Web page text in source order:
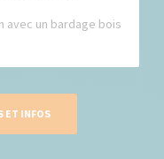
avec un bardage bois
ET INFOS